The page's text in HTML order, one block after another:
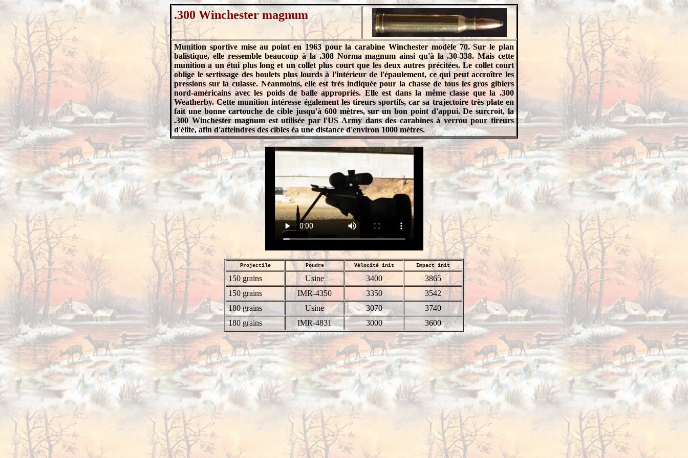
.300 Winchester magnum
Munition sportive mise au point en 1963 pour la carabine Winchester modèle 70. Sur le plan
balistique, elle ressemble beaucoup à la .308 Norma magnum ainsi qu'à la .30-338. Mais cette
munition a un étui plus long et un collet plus court que les deux autres précitées. Le collet court
oblige le sertissage des boulets plus lourds à l'intérieur de l'épaulement, ce qui peut accroître les
pressions sur la culasse. Néanmoins, elle est très indiquée pour la chasse de tous les gros gibiers
nord-américains avec les poids de balle appropriés. Elle est dans la même classe que la .300
Weatherby. Cette munition intéresse également les tireurs sportifs, car sa trajectoire très plate en
fait une bonne cartouche de cible jusqu'à 600 mètres, sur un bon point d'appui. De surcroit, la
.300 Winchester magnum est utilisée par l'US Army dans des carabines à verrou pour tireurs
d'élite, afin d'atteindres des cibles èa une distance d'environ 1000 mètres.
Projectile Poudre Vélocité init Impact init
150 grains Usine 3400
3865
150 grains
IMR-4350 3350
3542
180 grains
Usine 3070
3740
180 grains
IMR-4831 3000 3600